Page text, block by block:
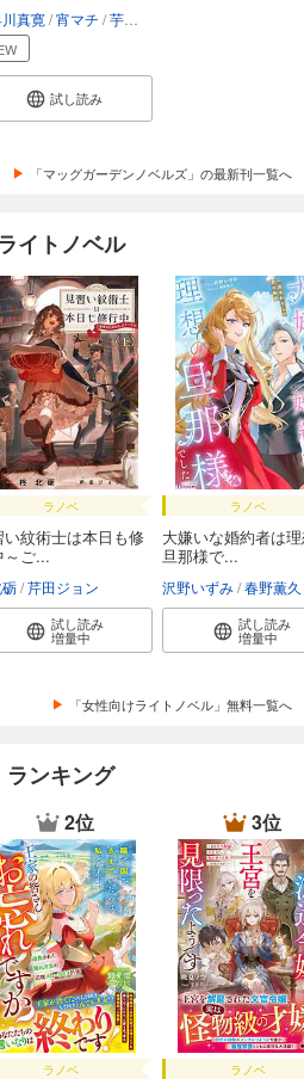
真寛 宵マチ 芋乃しる
試し読み
「マッグガーデンノベルズ」の最新刊一覧へ
イトノベル
ラノベ
い紋術士は本日も修
～ご...
芹田ジョン
試し読み
増量中
ラノベ
大嫌いな婚約者は
旦那様で...
沢野いずみ 春野薫久
試し読み
増量中
「女性向けライトノベル」無料一覧へ
ンキング
2位
ラノベ
3位
ラノベ